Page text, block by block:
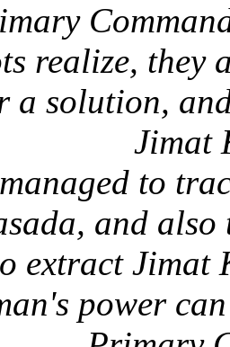
realize, they
a solution,
Jimat
to
and also
extract Jimat
power